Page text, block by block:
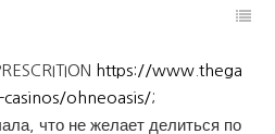
https://www.thega
ohneoasis/;
что не желает делиться по